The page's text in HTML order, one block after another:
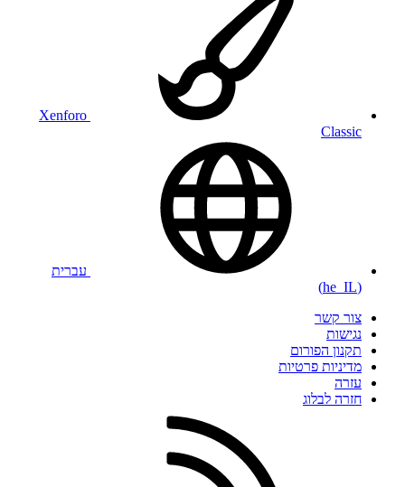
Xenforo
Classic
עברית
(he_IL)
צור קשר
נגישות
תקנון הפורום
מדיניות פרטיות
עזרה
חזרה לבלוג